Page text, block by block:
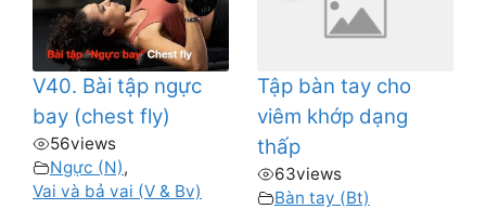
V40. Bài tập ngực
bay (chest fly)
56views
Ngực (N),
Vai và bả vai (V & Bv)
Tập bàn tay cho
viêm khớp dạng
thấp
63views
Bàn tay (Bt)